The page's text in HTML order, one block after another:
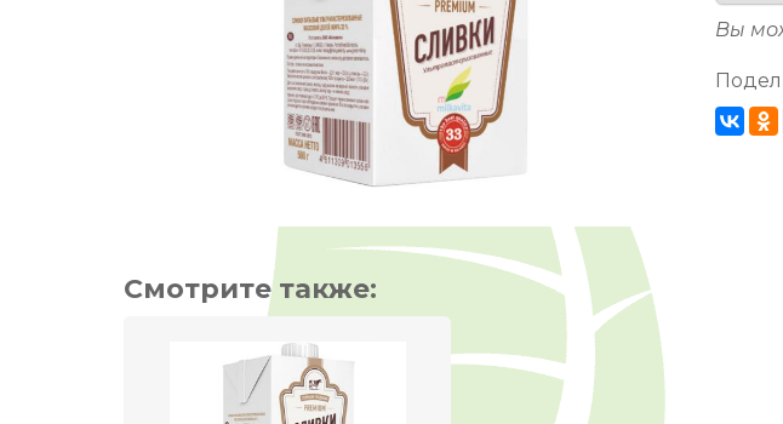
Вы
Смотрите также: